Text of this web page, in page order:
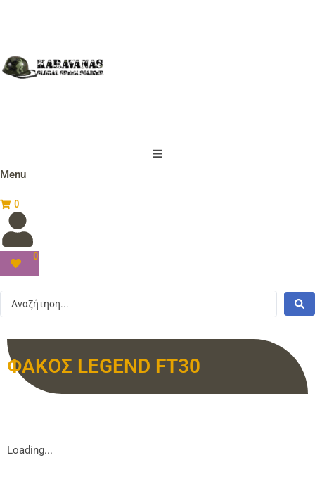
Menu
0
0
ΦΑΚΟΣ LEGEND FT30
Loading...